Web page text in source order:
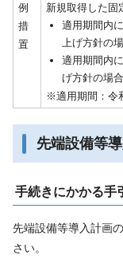
例
措
置
新規取得した固
適用期間内
上げ方針の
適用期間内
げ方針の場
※適用期間：令
先端設備等
手続きにかかる手
先端設備等導入計画
さい。